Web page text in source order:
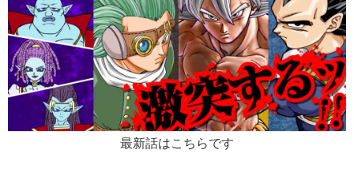
最新話はこちらです